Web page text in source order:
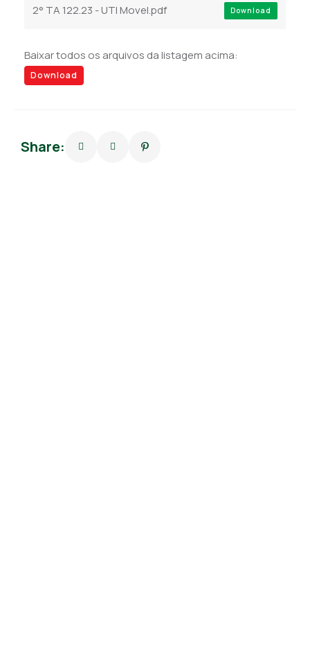
2° TA 122.23 - UTI Movel.pdf Download
Baixar todos os arquivos da listagem acima:
Download
Share: